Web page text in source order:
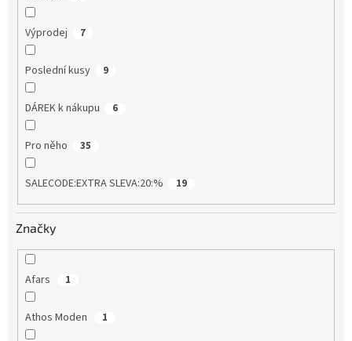
Výprodej 7
Poslední kusy 9
DÁREK k nákupu 6
Pro něho 35
SALECODE:EXTRA SLEVA:20:% 19
Značky
Afars 1
Athos Moden 1